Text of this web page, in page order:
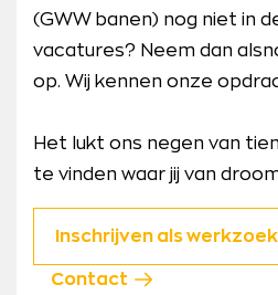
(GWW banen) nog niet in
vacatures? Neem dan
op. Wij kennen onze
Het lukt ons negen van
te vinden waar jij van
Inschrijven als
Contact